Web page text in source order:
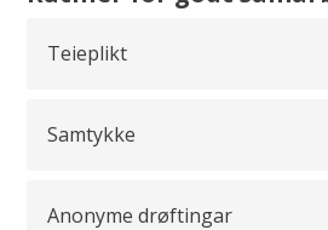
Teieplikt
Samtykke
Anonyme drøftingar